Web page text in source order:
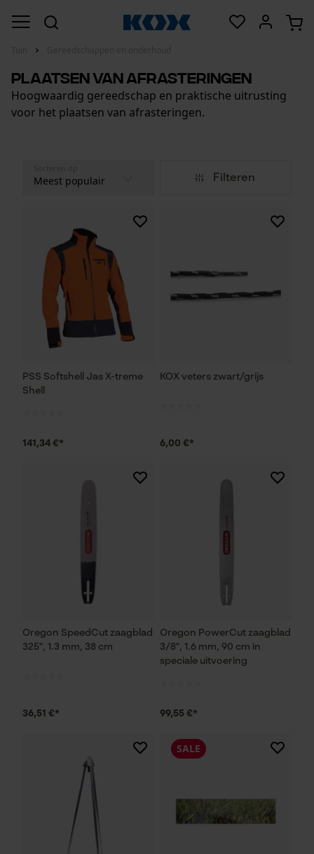
Plaatsen van afrasteringen
Hoogwaardig gereedschap en praktische uitrusting
voor het plaatsen van afrasteringen.
Filteren
PSS Softshell Jas X-treme
Shell
141,34 €*
KOX veters zwart/grijs
6,00 €*
Oregon SpeedCut zaagblad
325", 1.3 mm, 38 cm
36,51 €*
Oregon PowerCut zaagblad
3/8", 1.6 mm, 90 cm in
speciale uitvoering
99,55 €*
SALE